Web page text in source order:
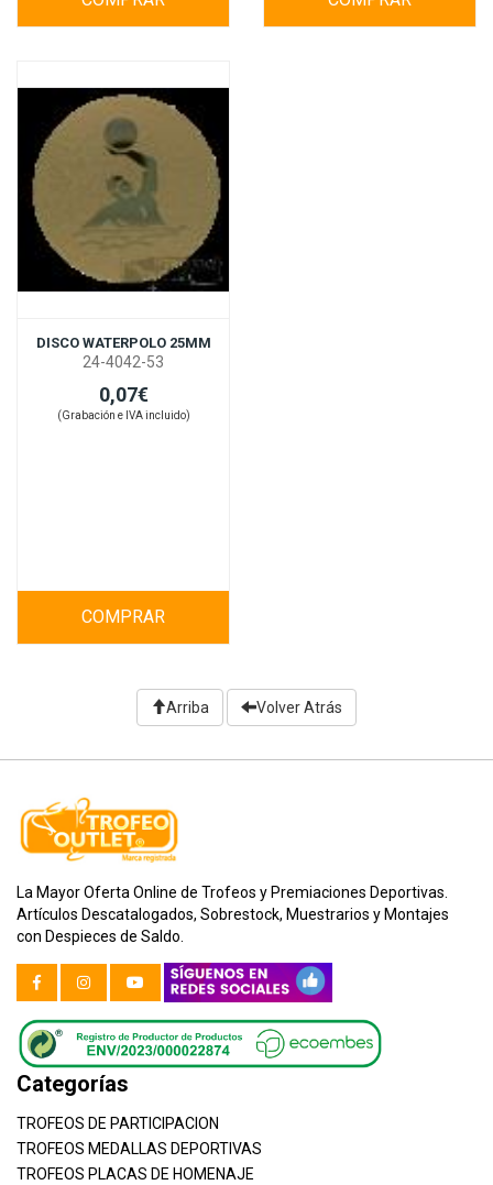
DISCO WATERPOLO 25MM
24-4042-53
0,07€
(Grabación e IVA incluido)
COMPRAR
Arriba Volver Atrás
La Mayor Oferta Online de Trofeos y Premiaciones Deportivas.
Artículos Descatalogados, Sobrestock, Muestrarios y Montajes
con Despieces de Saldo.
Categorías
TROFEOS DE PARTICIPACION
TROFEOS MEDALLAS DEPORTIVAS
TROFEOS PLACAS DE HOMENAJE